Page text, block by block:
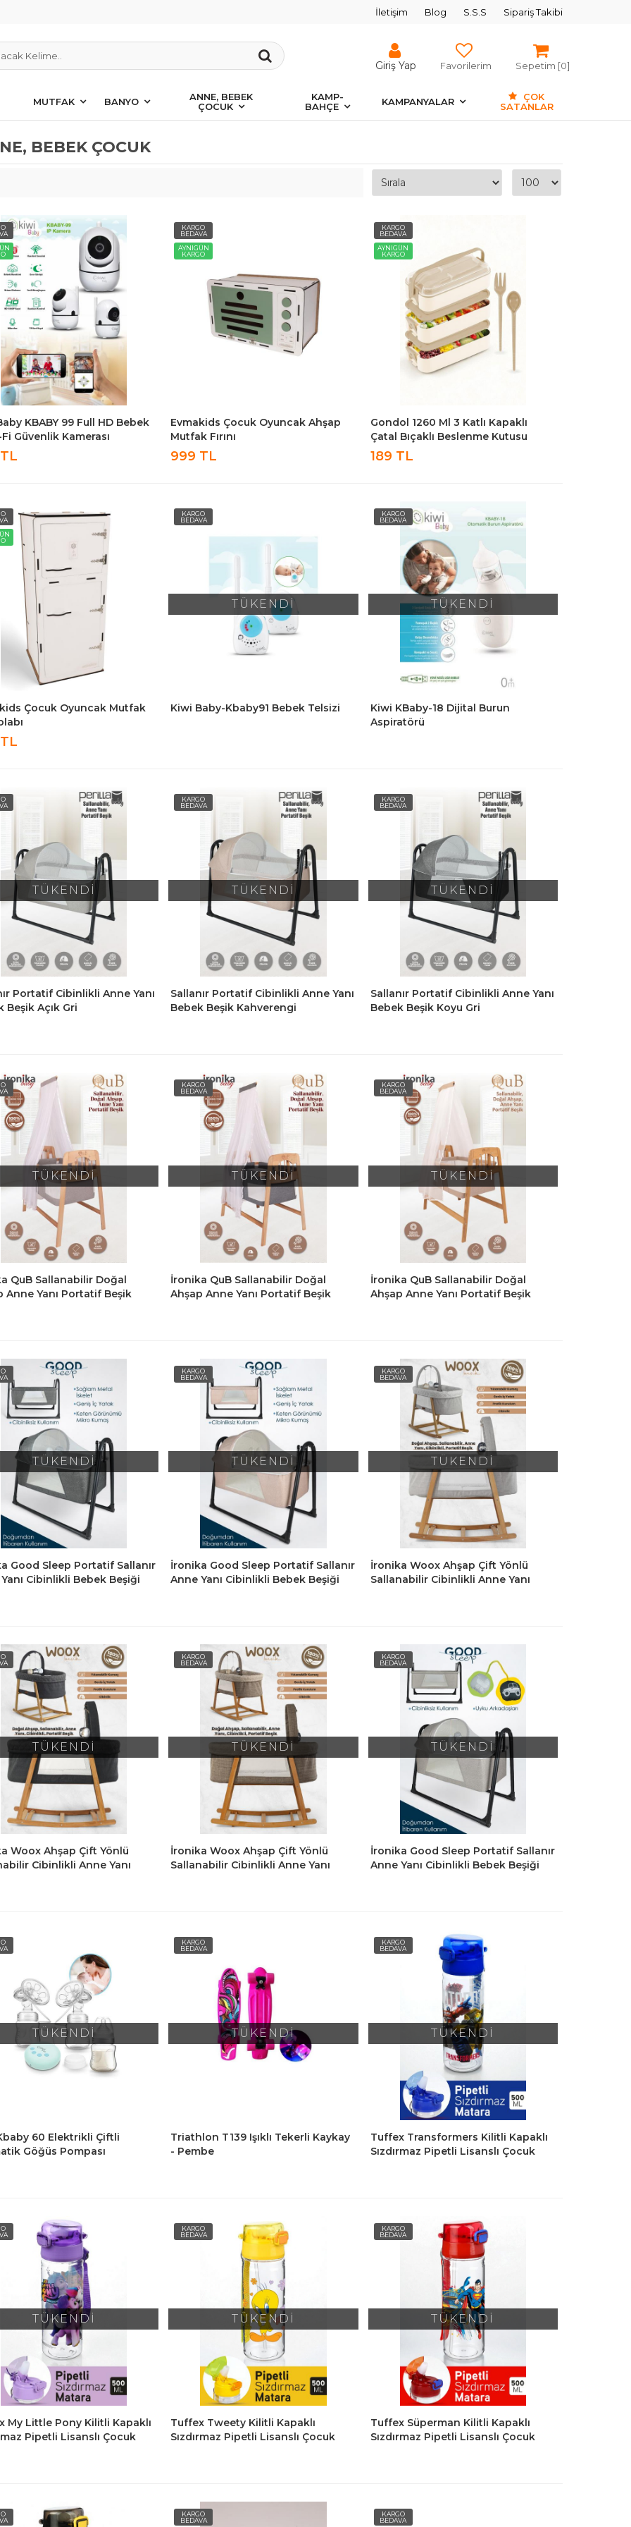
İletişim Blog S.S.S Sipariş Takibi
Giriş Yap Favorilerim Sepetim [0]
MUTFAK BANYO
ANNE, BEBEK
ÇOCUK
KAMP-
BAHÇE
KAMPANYALAR
ÇOK
SATANLAR
BEBEK ÇOCUK
KBABY 99 Full HD Bebek
Güvenlik Kamerası
KARGO
BEDAVA
AYNIGÜN
KARGO
Evmakids Çocuk Oyuncak Ahşap
Mutfak Fırını
999 TL
KARGO
BEDAVA
AYNIGÜN
KARGO
Gondol 1260 Ml 3 Katlı Kapaklı
Çatal Bıçaklı Beslenme Kutusu
Lunch Box Beslenme Kabı - Kahve
189 TL
Çocuk Oyuncak Mutfak
KARGO
BEDAVA
TÜKENDİ
Kiwi Baby-Kbaby91 Bebek Telsizi
KARGO
BEDAVA
TÜKENDİ
Kiwi KBaby-18 Dijital Burun
Aspiratörü
TÜKENDİ
Portatif Cibinlikli Anne Yanı
Beşik Açık Gri
KARGO
BEDAVA
TÜKENDİ
Sallanır Portatif Cibinlikli Anne Yanı
Bebek Beşik Kahverengi
KARGO
BEDAVA
TÜKENDİ
Sallanır Portatif Cibinlikli Anne Yanı
Bebek Beşik Koyu Gri
TÜKENDİ
QuB Sallanabilir Doğal
Anne Yanı Portatif Beşik
KARGO
BEDAVA
TÜKENDİ
İronika QuB Sallanabilir Doğal
Ahşap Anne Yanı Portatif Beşik
KARGO
BEDAVA
TÜKENDİ
İronika QuB Sallanabilir Doğal
Ahşap Anne Yanı Portatif Beşik
TÜKENDİ
Good Sleep Portatif Sallanır
Cibinlikli Bebek Beşiği
KARGO
BEDAVA
TÜKENDİ
İronika Good Sleep Portatif Sallanır
Anne Yanı Cibinlikli Bebek Beşiği
KARGO
BEDAVA
TÜKENDİ
İronika Woox Ahşap Çift Yönlü
Sallanabilir Cibinlikli Anne Yanı
TÜKENDİ
Woox Ahşap Çift Yönlü
Cibinlikli Anne Yanı
KARGO
BEDAVA
TÜKENDİ
İronika Woox Ahşap Çift Yönlü
Sallanabilir Cibinlikli Anne Yanı
KARGO
BEDAVA
TÜKENDİ
İronika Good Sleep Portatif Sallanır
Anne Yanı Cibinlikli Bebek Beşiği
TÜKENDİ
60 Elektrikli Çiftli
Göğüs Pompası
KARGO
BEDAVA
TÜKENDİ
Triathlon T139 Işıklı Tekerli Kaykay
- Pembe
KARGO
BEDAVA
TÜKENDİ
Tuffex Transformers Kilitli Kapaklı
Sızdırmaz Pipetli Lisanslı Çocuk
TÜKENDİ
My Little Pony Kilitli Kapaklı
Pipetli Lisanslı Çocuk
KARGO
BEDAVA
TÜKENDİ
Tuffex Tweety Kilitli Kapaklı
Sızdırmaz Pipetli Lisanslı Çocuk
KARGO
BEDAVA
TÜKENDİ
Tuffex Süperman Kilitli Kapaklı
Sızdırmaz Pipetli Lisanslı Çocuk
KARGO
BEDAVA
KARGO
BEDAVA